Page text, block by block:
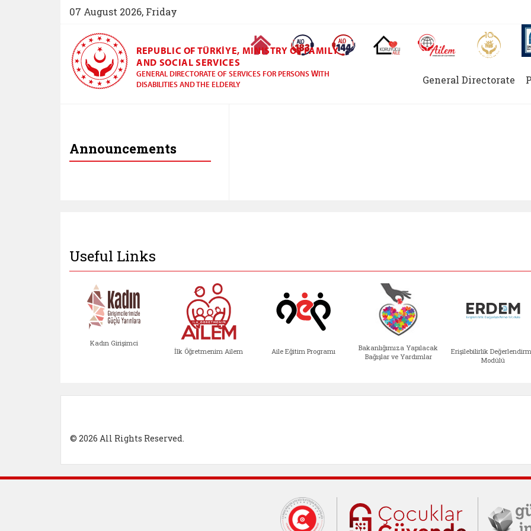
07 August 2026, Friday
Ana Sayfa Alo 183 (yeni sekmede açılır)Alo 144 (yeni sekmede açılır)Koruyucu Aile (yeni sekmede açılır)
AİLEM İletişim Aile ve
REPUBLIC OF TÜRKİYE, MINISTRY OF FAMILY
AND SOCIAL SERVICES
GENERAL DIRECTORATE OF SERVICES FOR PERSONS WITH
DISABILITIES AND THE ELDERLY
General Directorate
Announcements
Useful Links
Kadın Girişimci
İlk Öğretmenim Ailem Aile Eğitim Programı
Bakanlığımıza Yapılacak
Bağışlar ve Yardımlar
Erişilebilirlik
Modülü
© 2026 All Rights Reserved.
Cumhurbaşkanlığı İletişim Merkezi
Çocuklar